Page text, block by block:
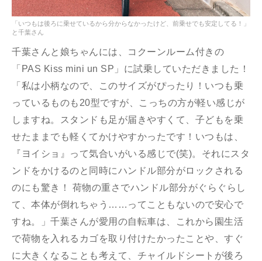
「いつもは後ろに乗せているから分からなかったけど、前乗せでも安定してる！」
と千葉さん
千葉さんと娘ちゃんには、コクーンルーム付きの
「PAS Kiss mini un SP」に試乗していただきました！
「私は小柄なので、このサイズがぴったり！いつも乗
っているものも20型ですが、こっちの方が軽い感じが
しますね。スタンドも足が届きやすくて、子どもを乗
せたままでも軽くてかけやすかったです！いつもは、
『ヨイショ』って気合いがいる感じで(笑)。それにスタ
ンドをかけるのと同時にハンドル部分がロックされる
のにも驚き！ 荷物の重さでハンドル部分がぐらぐらし
て、本体が倒れちゃう……ってこともないので安心で
すね。」千葉さんが愛用の自転車は、これから園生活
で荷物を入れるカゴを取り付けたかったことや、すぐ
に大きくなることも考えて、チャイルドシートが後ろ